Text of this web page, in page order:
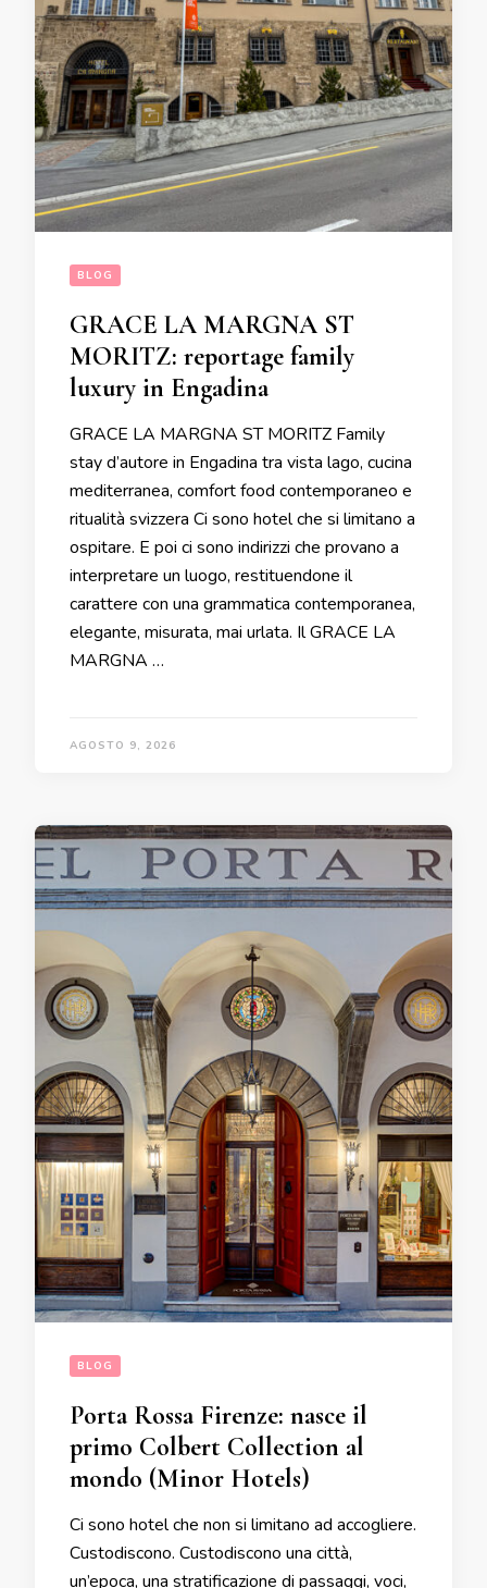
BLOG
GRACE LA MARGNA ST
MORITZ: reportage family
luxury in Engadina
GRACE LA MARGNA ST MORITZ Family
stay d’autore in Engadina tra vista lago, cucina
mediterranea, comfort food contemporaneo e
ritualità svizzera Ci sono hotel che si limitano a
ospitare. E poi ci sono indirizzi che provano a
interpretare un luogo, restituendone il
carattere con una grammatica contemporanea,
elegante, misurata, mai urlata. Il GRACE LA
MARGNA …
AGOSTO 9, 2026
BLOG
Porta Rossa Firenze: nasce il
primo Colbert Collection al
mondo (Minor Hotels)
Ci sono hotel che non si limitano ad accogliere.
Custodiscono. Custodiscono una città,
un’epoca, una stratificazione di passaggi, voci,